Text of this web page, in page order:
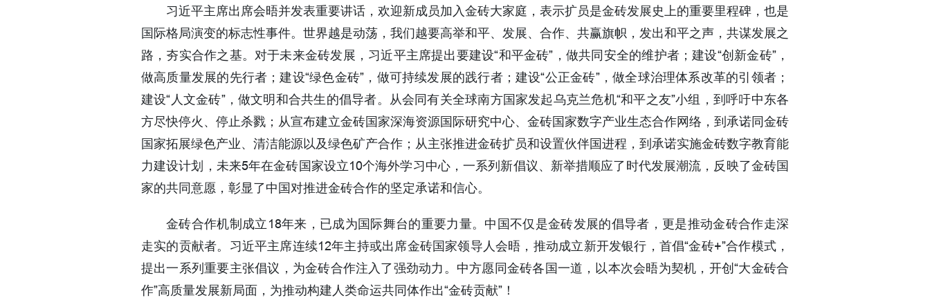
习近平主席出席会晤并发表重要讲话，欢迎新成员加入金砖大家庭，表示扩员是金砖发展史上的重要里程碑，也是
国际格局演变的标志性事件。世界越是动荡，我们越要高举和平、发展、合作、共赢旗帜，发出和平之声，共谋发展之
路，夯实合作之基。对于未来金砖发展，习近平主席提出要建设“和平金砖”，做共同安全的维护者；建设“创新金砖”，
做高质量发展的先行者；建设“绿色金砖”，做可持续发展的践行者；建设“公正金砖”，做全球治理体系改革的引领者；
建设“人文金砖”，做文明和合共生的倡导者。从会同有关全球南方国家发起乌克兰危机“和平之友”小组，到呼吁中东各
方尽快停火、停止杀戮；从宣布建立金砖国家深海资源国际研究中心、金砖国家数字产业生态合作网络，到承诺同金砖
国家拓展绿色产业、清洁能源以及绿色矿产合作；从主张推进金砖扩员和设置伙伴国进程，到承诺实施金砖数字教育能
力建设计划，未来5年在金砖国家设立10个海外学习中心，一系列新倡议、新举措顺应了时代发展潮流，反映了金砖国
家的共同意愿，彰显了中国对推进金砖合作的坚定承诺和信心。
金砖合作机制成立18年来，已成为国际舞台的重要力量。中国不仅是金砖发展的倡导者，更是推动金砖合作走深
走实的贡献者。习近平主席连续12年主持或出席金砖国家领导人会晤，推动成立新开发银行，首倡“金砖+”合作模式，
提出一系列重要主张倡议，为金砖合作注入了强劲动力。中方愿同金砖各国一道，以本次会晤为契机，开创“大金砖合
作”高质量发展新局面，为推动构建人类命运共同体作出“金砖贡献”！